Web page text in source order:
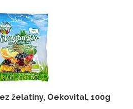
želatíny, Oekovital, 100g